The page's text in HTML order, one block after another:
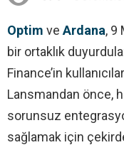
Optim ve Ardana, 9
bir ortaklık
Finance’in
Lansmandan önce,
sorunsuz
sağlamak için